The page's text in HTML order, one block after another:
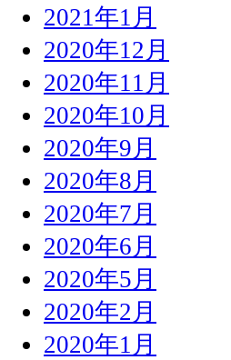
2021年1月
2020年12月
2020年11月
2020年10月
2020年9月
2020年8月
2020年7月
2020年6月
2020年5月
2020年2月
2020年1月